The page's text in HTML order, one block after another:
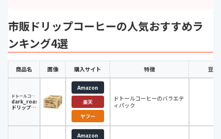
市販ドリップコーヒーの人気おすすめラ
ンキング4選
商品名 画像 購入サイト 特徴 豆原
ドトールコーヒー
dark_roast
ドリップパ
Amazon
楽天
ヤフー
ドトールコーヒーのバラエテ
ィパック
Amazon